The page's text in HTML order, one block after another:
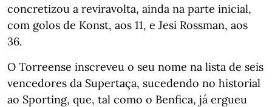
concretizou a reviravolta, ainda na parte inicial,
com golos de Konst, aos 11, e Jesi Rossman, aos
36.
O Torreense inscreveu o seu nome na lista de seis
vencedores da Supertaça, sucedendo no historial
ao Sporting, que, tal como o Benfica, já ergueu